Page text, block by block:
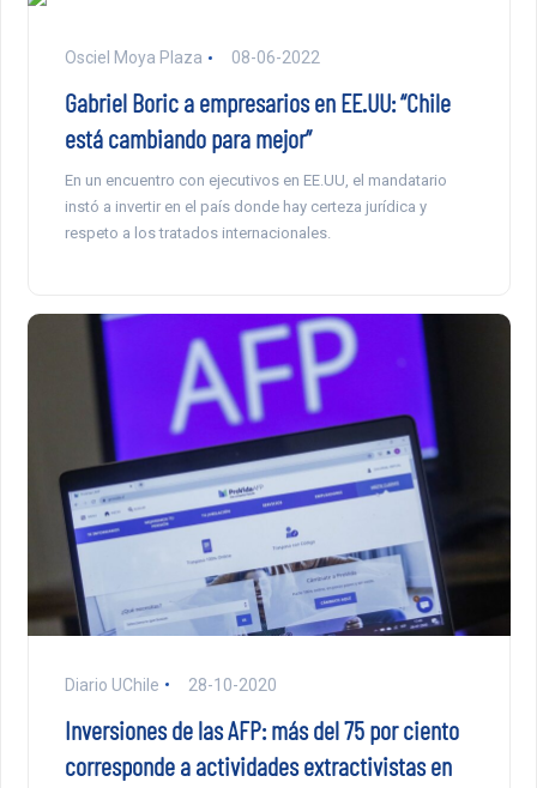
Osciel Moya Plaza 08-06-2022
Gabriel Boric a empresarios en EE.UU: “Chile
está cambiando para mejor”
En un encuentro con ejecutivos en EE.UU, el mandatario
instó a invertir en el país donde hay certeza jurídica y
respeto a los tratados internacionales.
Diario UChile 28-10-2020
Inversiones de las AFP: más del 75 por ciento
corresponde a actividades extractivistas en